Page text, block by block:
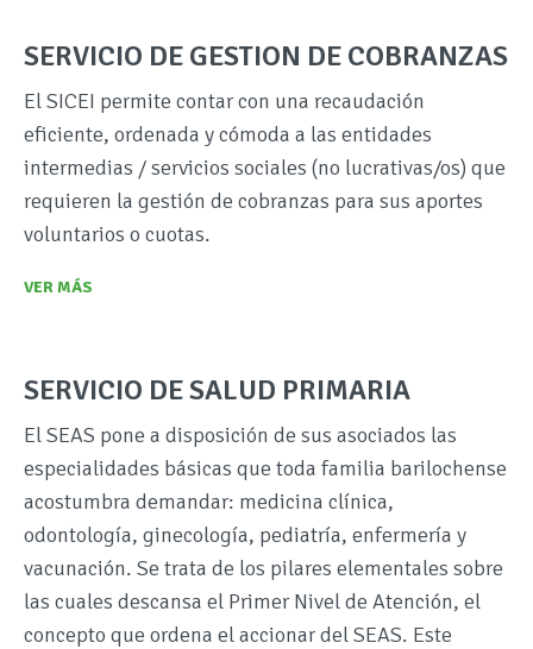
SERVICIO DE GESTION DE COBRANZAS
El SICEI permite contar con una recaudación
eficiente, ordenada y cómoda a las entidades
intermedias / servicios sociales (no lucrativas/os) que
requieren la gestión de cobranzas para sus aportes
voluntarios o cuotas.
VER MÁS
SERVICIO DE SALUD PRIMARIA
El SEAS pone a disposición de sus asociados las
especialidades básicas que toda familia barilochense
acostumbra demandar: medicina clínica,
odontología, ginecología, pediatría, enfermería y
vacunación. Se trata de los pilares elementales sobre
las cuales descansa el Primer Nivel de Atención, el
concepto que ordena el accionar del SEAS. Este